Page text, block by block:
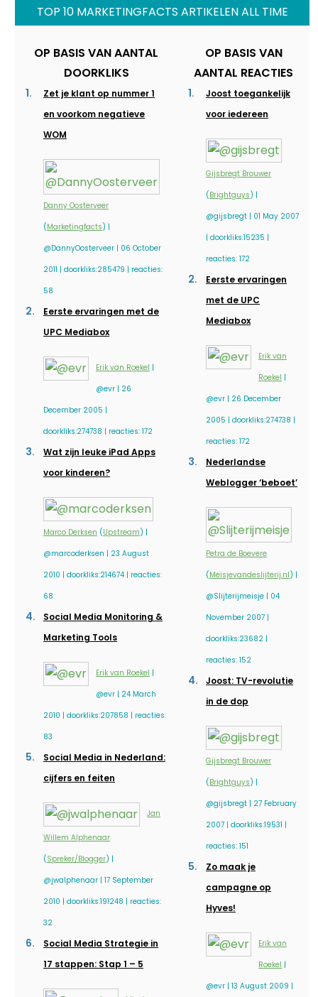
TOP 10 MARKETINGFACTS ARTIKELEN ALL TIME
OP BASIS VAN AANTAL
DOORKLIKS
Zet je klant op nummer 1
en voorkom negatieve
WOM
Danny Oosterveer
(Marketingfacts) |
@DannyOosterveer | 06 October
2011 | doorkliks:285479 | reacties:
58
Eerste ervaringen met de
UPC Mediabox
Erik van Roekel |
@evr | 26
December 2005 |
doorkliks:274738 | reacties: 172
Wat zijn leuke iPad Apps
voor kinderen?
Marco Derksen (Upstream) |
@marcoderksen | 23 August
2010 | doorkliks:214674 | reacties:
68
Social Media Monitoring &
Marketing Tools
Erik van Roekel |
@evr | 24 March
2010 | doorkliks:207858 | reacties:
83
Social Media in Nederland:
cijfers en feiten
Jan
Willem Alphenaar
(Spreker/Blogger) |
@jwalphenaar | 17 September
2010 | doorkliks:191248 | reacties:
32
Social Media Strategie in
17 stappen: Stap 1 – 5
OP BASIS VAN
AANTAL REACTIES
Joost toegankelijk
voor iedereen
Gijsbregt Brouwer
(Brightguys) |
@gijsbregt | 01 May 2007
| doorkliks:15235 |
reacties: 172
Eerste ervaringen
met de UPC
Mediabox
Erik van
Roekel |
@evr | 26 December
2005 | doorkliks:274738 |
reacties: 172
Nederlandse
Weblogger ‘beboet’
Petra de Boevere
(Meisjevandeslijterij.nl) |
@Slijterijmeisje | 04
November 2007 |
doorkliks:23682 |
reacties: 152
Joost: TV-revolutie
in de dop
Gijsbregt Brouwer
(Brightguys) |
@gijsbregt | 27 February
2007 | doorkliks:19531 |
reacties: 151
Zo maak je
campagne op
Hyves!
Erik van
Roekel |
@evr | 13 August 2009 |